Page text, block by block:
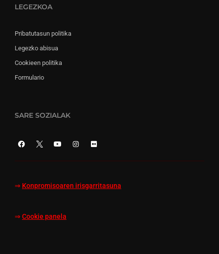
LEGEZKOA
Pribatutasun politika
Legezko abisua
Cookieen politika
Formulario
SARE SOZIALAK
⇒ Konpromisoaren irisgarritasuna
⇒ Cookie panela